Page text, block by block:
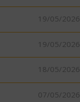
19/05/2026
19/05/2026
18/05/2026
07/05/2026